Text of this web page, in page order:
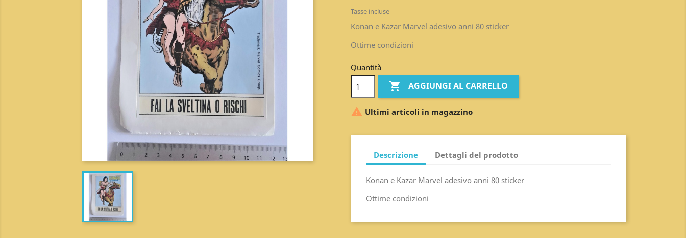
Tasse incluse
Konan e Kazar Marvel adesivo anni 80 sticker
Ottime condizioni
Quantità
 AGGIUNGI AL CARRELLO
 Ultimi articoli in magazzino
Descrizione Dettagli del prodotto
Konan e Kazar Marvel adesivo anni 80 sticker
Ottime condizioni